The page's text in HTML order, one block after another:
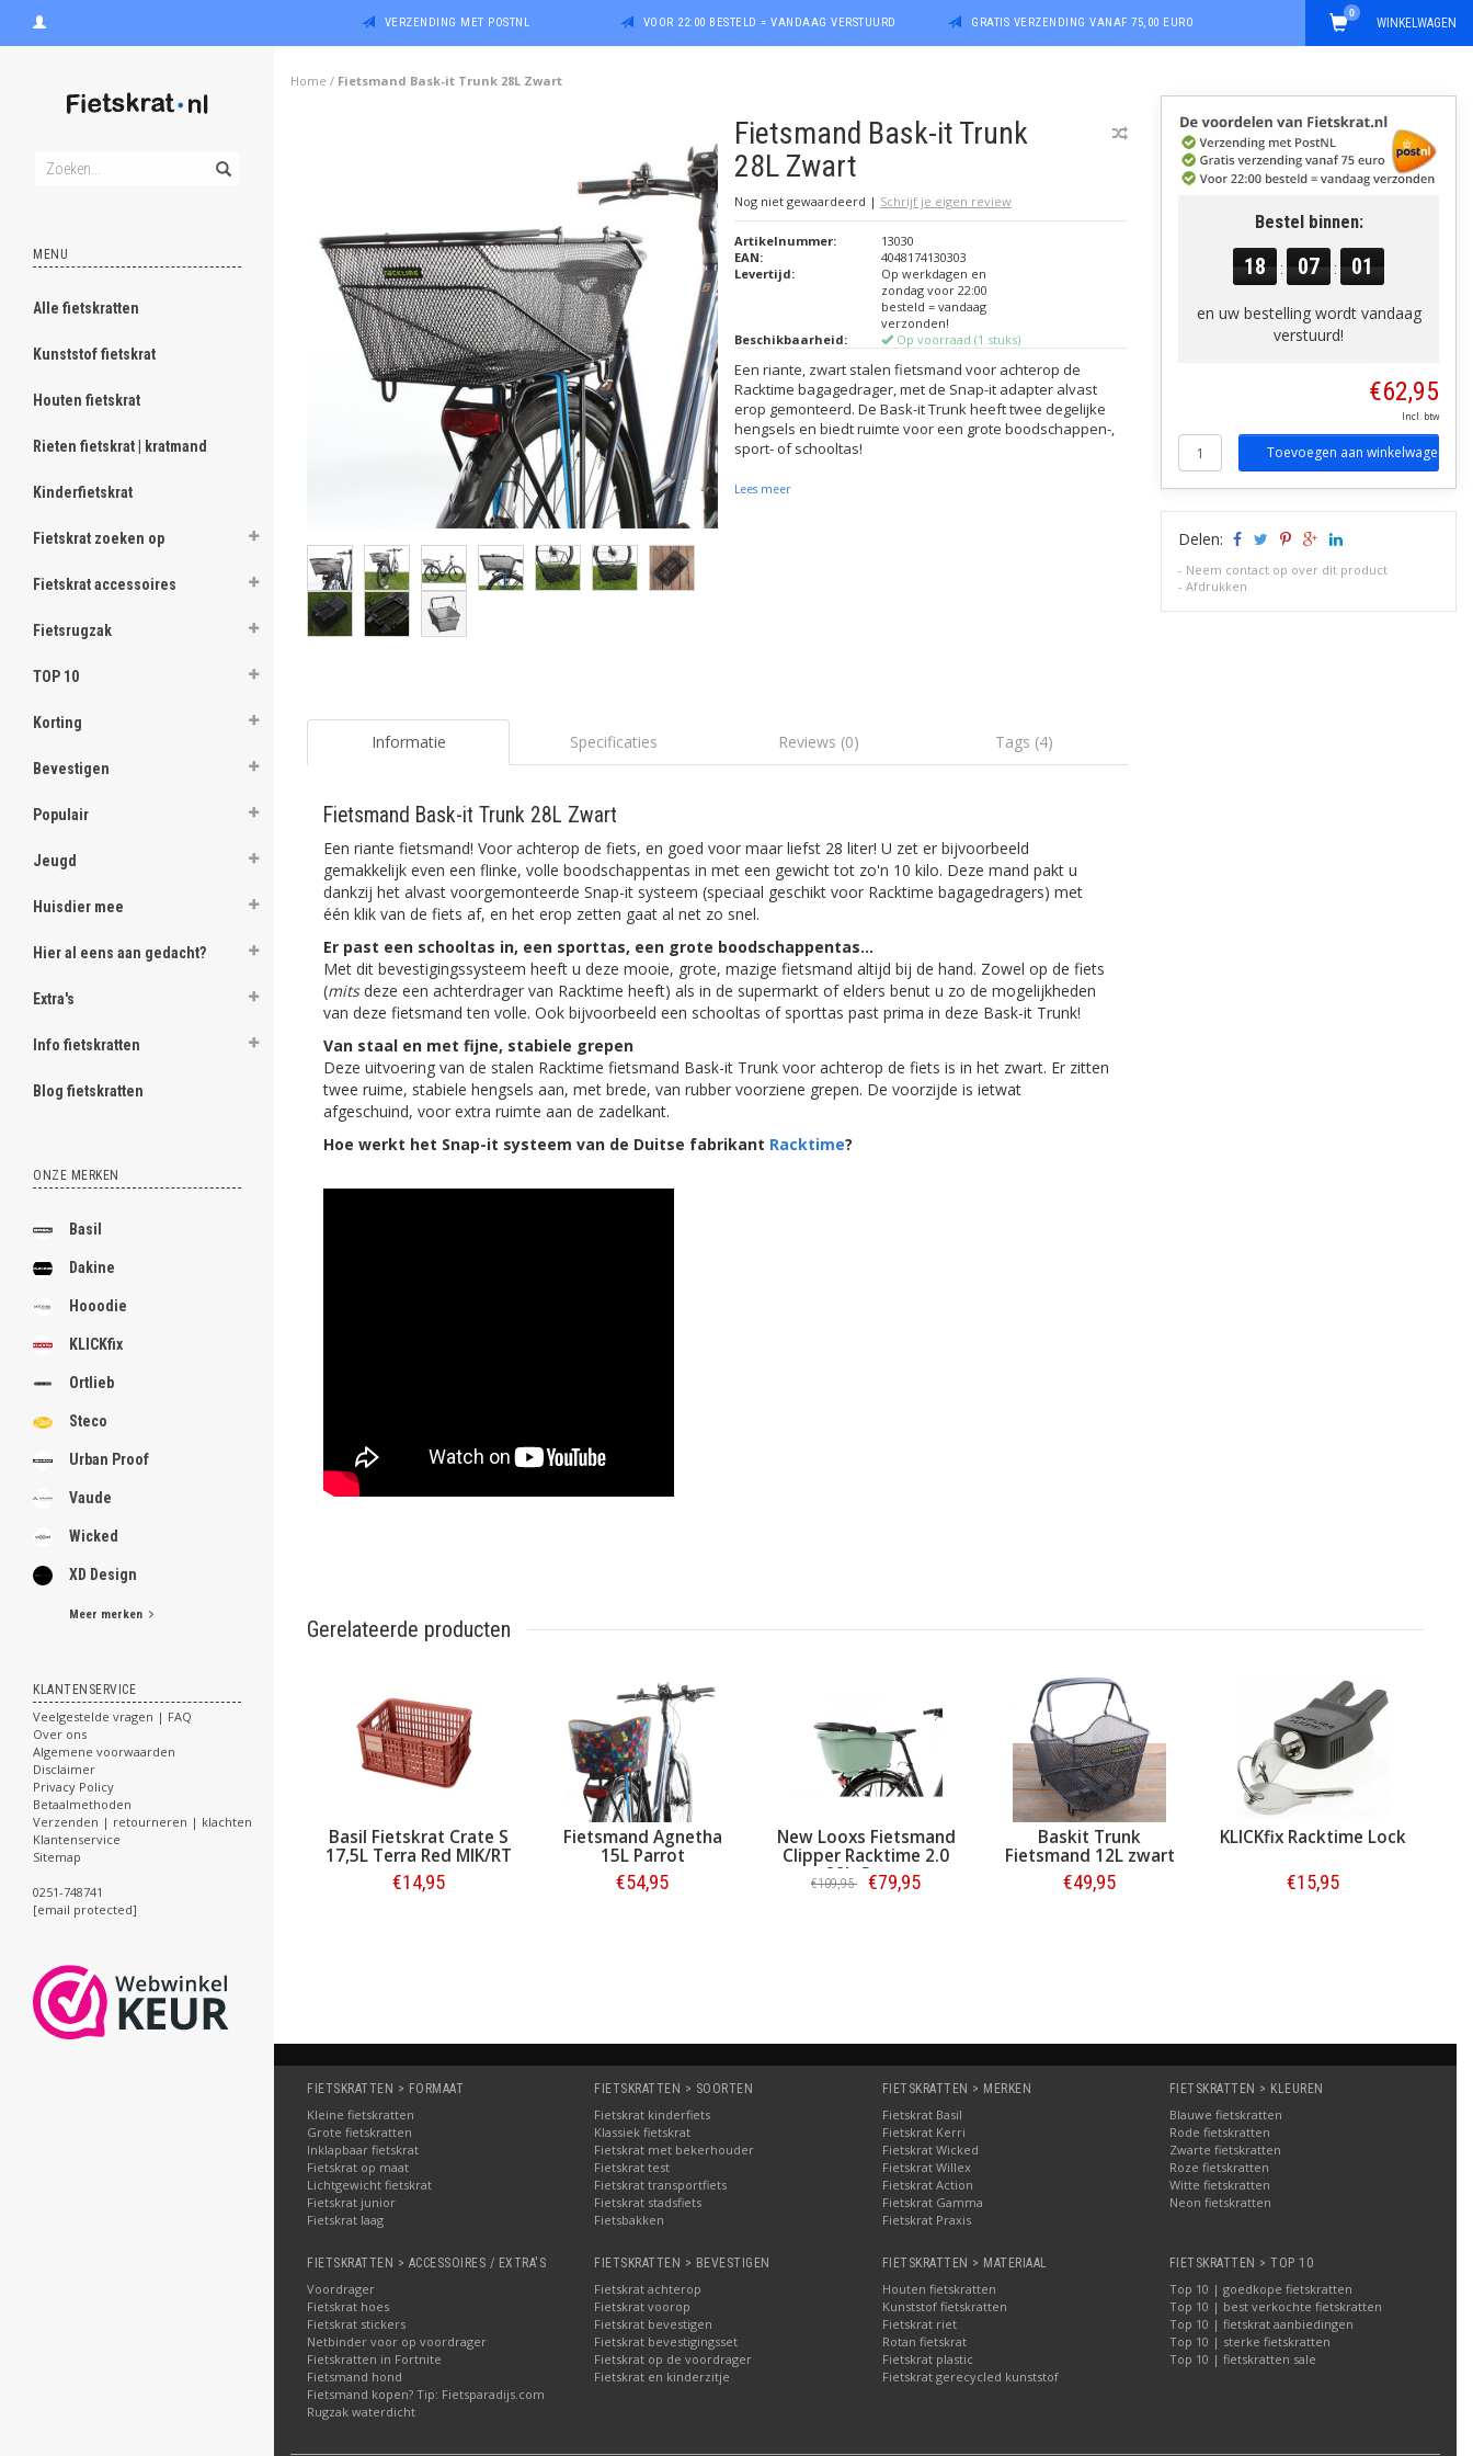
VERZENDING MET POSTNL VOOR 22:00 BESTELD = VANDAAG VERSTUURD GRATIS VERZENDING VANAF 75,00 EURO WINKELWAGEN
0
MENU
Alle fietskratten
Kunststof fietskrat
Houten fietskrat
Rieten fietskrat | kratmand
Kinderfietskrat
Fietskrat zoeken op
Fietskrat accessoires
Fietsrugzak
TOP 10
Korting
Bevestigen
Populair
Jeugd
Huisdier mee
Hier al eens aan gedacht?
Extra's
Info fietskratten
Blog fietskratten
ONZE MERKEN
Basil
Dakine
Hooodie
KLICKfix
Ortlieb
Steco
Urban Proof
Vaude
Wicked
XD Design
Meer merken
KLANTENSERVICE
Veelgestelde vragen | FAQ
Over ons
Algemene voorwaarden
Disclaimer
Privacy Policy
Betaalmethoden
Verzenden | retourneren | klachten
Klantenservice
Sitemap
0251-748741
[email protected]
Home / Fietsmand Bask-it Trunk 28L Zwart
Fietsmand Bask-it Trunk
28L Zwart
Nog niet gewaardeerd | Schrijf je eigen review
Artikelnummer:
13030
EAN:
4048174130303
Levertijd:
Op werkdagen en
zondag voor 22:00
besteld = vandaag
verzonden!
Beschikbaarheid:
Op voorraad (1 stuks)
Een riante, zwart stalen fietsmand voor achterop de
Racktime bagagedrager, met de Snap-it adapter alvast
erop gemonteerd. De Bask-it Trunk heeft twee degelijke
hengsels en biedt ruimte voor een grote boodschappen-,
sport- of schooltas!
Lees meer
Informatie Specificaties Reviews (0) Tags (4)
Fietsmand Bask-it Trunk 28L Zwart
Een riante fietsmand! Voor achterop de fiets, en goed voor maar liefst 28 liter! U zet er bijvoorbeeld
gemakkelijk even een flinke, volle boodschappentas in met een gewicht tot zo'n 10 kilo. Deze mand pakt u
dankzij het alvast voorgemonteerde Snap-it systeem (speciaal geschikt voor Racktime bagagedragers) met
één klik van de fiets af, en het erop zetten gaat al net zo snel.
Er past een schooltas in, een sporttas, een grote boodschappentas...
Met dit bevestigingssysteem heeft u deze mooie, grote, mazige fietsmand altijd bij de hand. Zowel op de fiets
(mitsdeze een achterdrager van Racktime heeft) als in de supermarkt of elders benut u zo de mogelijkheden
van deze fietsmand ten volle. Ook bijvoorbeeld een schooltas of sporttas past prima in deze Bask-it Trunk!
Van staal en met fijne, stabiele grepen
Deze uitvoering van de stalen Racktime fietsmand Bask-it Trunk voor achterop de fiets is in het zwart. Er zitten
twee ruime, stabiele hengsels aan, met brede, van rubber voorziene grepen. De voorzijde is ietwat
afgeschuind, voor extra ruimte aan de zadelkant.
Hoe werkt het Snap-it systeem van de Duitse fabrikant Racktime?
Bestel binnen:
18 : 07 : 01
en uw bestelling wordt vandaag
verstuurd!
€62,95
Incl. btw
Toevoegen aan winkelwagen
Delen:
- Neem contact op over dit product
-Afdrukken
Gerelateerde producten
Basil Fietskrat Crate S
17,5L Terra Red MIK/RT
€14,95
Fietsmand Agnetha
15L Parrot
€54,95
New Looxs Fietsmand
Clipper Racktime 2.0
28L Groen
€109,95 €79,95
Baskit Trunk
Fietsmand 12L zwart
€49,95
KLICKfix Racktime Lock
€15,95
FIETSKRATTEN > FORMAAT
Kleine fietskratten
Grote fietskratten
Inklapbaar fietskrat
Fietskrat op maat
Lichtgewicht fietskrat
Fietskrat junior
Fietskrat laag
FIETSKRATTEN > SOORTEN
Fietskrat kinderfiets
Klassiek fietskrat
Fietskrat met bekerhouder
Fietskrat test
Fietskrat transportfiets
Fietskrat stadsfiets
Fietsbakken
FIETSKRATTEN > MERKEN
Fietskrat Basil
Fietskrat Kerri
Fietskrat Wicked
Fietskrat Willex
Fietskrat Action
Fietskrat Gamma
Fietskrat Praxis
FIETSKRATTEN > KLEUREN
Blauwe fietskratten
Rode fietskratten
Zwarte fietskratten
Roze fietskratten
Witte fietskratten
Neon fietskratten
FIETSKRATTEN > ACCESSOIRES / EXTRA'S
Voordrager
Fietskrat hoes
Fietskrat stickers
Netbinder voor op voordrager
Fietskratten in Fortnite
Fietsmand hond
Fietsmand kopen? Tip: Fietsparadijs.com
Rugzak waterdicht
FIETSKRATTEN > BEVESTIGEN
Fietskrat achterop
Fietskrat voorop
Fietskrat bevestigen
Fietskrat bevestigingsset
Fietskrat op de voordrager
Fietskrat en kinderzitje
FIETSKRATTEN > MATERIAAL
Houten fietskratten
Kunststof fietskratten
Fietskrat riet
Rotan fietskrat
Fietskrat plastic
Fietskrat gerecycled kunststof
FIETSKRATTEN > TOP 10
Top 10 | goedkope fietskratten
Top 10 | best verkochte fietskratten
Top 10 | fietskrat aanbiedingen
Top 10 | sterke fietskratten
Top 10 | fietskratten sale